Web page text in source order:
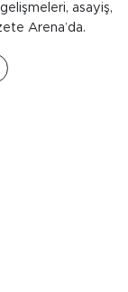
asayiş,
Arena’da.